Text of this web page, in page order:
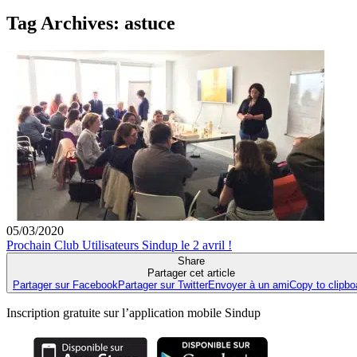
Tag Archives: astuce
05/03/2020
Prochain Club Utilisateurs Sindup le 2 avril !
Share
Partager cet article
Partager sur Facebook Partager sur TwitterEnvoyer à un amiCopy to
Inscription gratuite sur l’application mobile Sindup